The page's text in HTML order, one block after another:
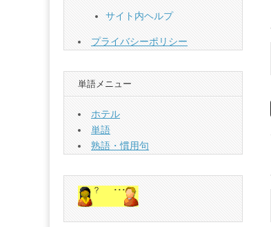
サイト内ヘルプ
プライバシーポリシー
単語メニュー
ホテル
単語
熟語・慣用句